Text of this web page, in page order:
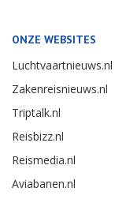
ONZE WEBSITES
Luchtvaartnieuws.nl
Zakenreisnieuws.nl
Triptalk.nl
Reisbizz.nl
Reismedia.nl
Aviabanen.nl